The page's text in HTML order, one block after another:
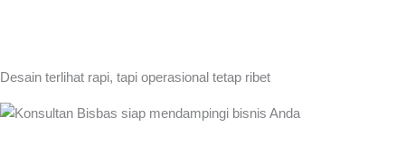
Desain terlihat rapi, tapi operasional tetap ribet